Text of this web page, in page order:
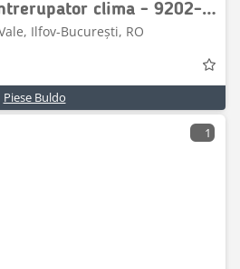
Massey Ferguson Intrerupator clima - 9202-7953
Ilfov-București, RO
Piese Buldo
1